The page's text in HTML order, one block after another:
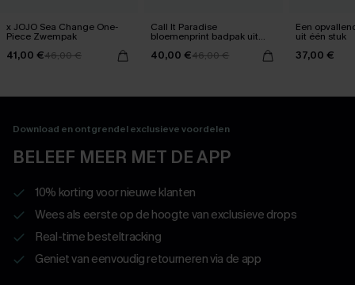
x JOJO Sea Change One-
Piece Zwempak
41,00 €46,00 €
Call It Paradise
bloemenprint badpak uit
40,00 €46,00 €
Een
uit één stuk
37,00 €
Download en ontgrendel exclusieve voordelen
BELEEF MEER MET DE APP
10% korting voor nieuwe klanten
Wees als eerste op de hoogte van exclusieve drops
Real-time besteltracking
Geniet van eenvoudig retourneren via de app